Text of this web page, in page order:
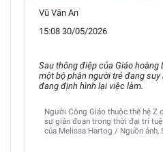
Vũ Văn An
15:08 30/05/2026
Sau thông điệp của Giáo hoàng
một bộ phận người trẻ đang
đang định hình lại việc làm.
Người Công Giáo thuộc thế hệ Z
sự gián đoạn trong thời đại trí tuệ
của Melissa Hartog / Nguồn ảnh,